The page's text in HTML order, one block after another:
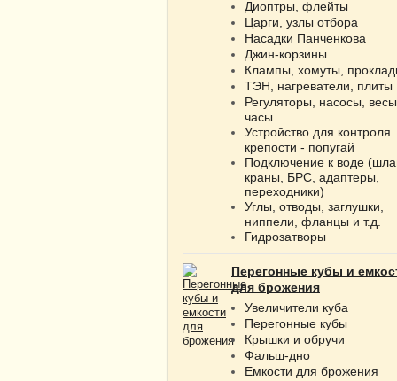
Диоптры, флейты
Царги, узлы отбора
Насадки Панченкова
Джин-корзины
Клампы, хомуты,
ТЭН, нагреватели, плиты
Регуляторы, насосы, весы,
часы
Устройство для контроля
крепости - попугай
Подключение к воде
краны, БРС, адаптеры,
переходники)
Углы, отводы, заглушки,
ниппели, фланцы и т.д.
Гидрозатворы
Перегонные кубы и
для брожения
Увеличители куба
Перегонные кубы
Крышки и обручи
Фальш-дно
Емкости для брожения